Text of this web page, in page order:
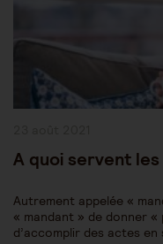
A quoi servent
Autrement appelée «
« mandant » de donner
d’accomplir des actes